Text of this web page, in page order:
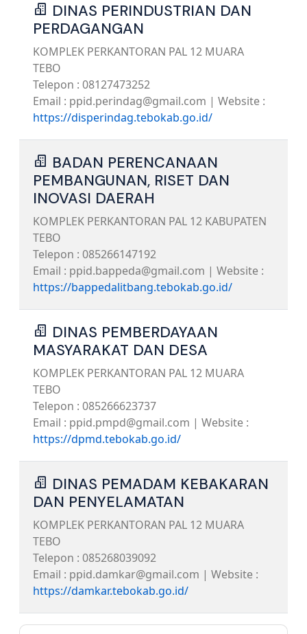
DINAS PERINDUSTRIAN DAN
PERDAGANGAN
KOMPLEK PERKANTORAN PAL 12 MUARA
TEBO
Telepon : 08127473252
Email : ppid.perindag@gmail.com | Website :
https://disperindag.tebokab.go.id/
BADAN PERENCANAAN
PEMBANGUNAN, RISET DAN
INOVASI DAERAH
KOMPLEK PERKANTORAN PAL 12 KABUPATEN
TEBO
Telepon : 085266147192
Email : ppid.bappeda@gmail.com | Website :
https://bappedalitbang.tebokab.go.id/
DINAS PEMBERDAYAAN
MASYARAKAT DAN DESA
KOMPLEK PERKANTORAN PAL 12 MUARA
TEBO
Telepon : 085266623737
Email : ppid.pmpd@gmail.com | Website :
https://dpmd.tebokab.go.id/
DINAS PEMADAM KEBAKARAN
DAN PENYELAMATAN
KOMPLEK PERKANTORAN PAL 12 MUARA
TEBO
Telepon : 085268039092
Email : ppid.damkar@gmail.com | Website :
https://damkar.tebokab.go.id/